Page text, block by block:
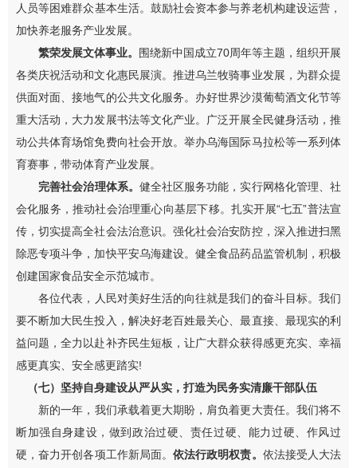
人员等困难群众基本生活。鼓励社会资本参与养老机构建设运营，
加快养老服务产业发展。
繁荣发展文体事业。 围绕新中国成立70周年等主题，组织开展
各类庆祝活动和文化惠民展演。 推进乌兰牧骑事业发展，为群众提
供面对面、接地气的公共文化服务。 办好世界沙漠葡萄酒文化节等
重大活动，大力发展书法等文化产业。广泛开展全民健身活动，推
动公共体育场馆免费向社会开放。举办乌海国际马拉松等一系列体
育赛事，带动体育产业发展。
完善社会治理体系。 健全社区服务功能，实行网格化管理、社
会化服务，推动社会治理重心向基层下移。扎实开展“七五”普法宣
传，切实提高全社会法治意识。强化社会治安防控，深入推进扫黑
除恶专项斗争，加快平安乌海建设。健全食品药品监管机制，积极
创建国家食品安全示范城市。
各位代表，人民对美好生活的向往就是我们的奋斗目标。我们
要不断加大民生投入，解决好老百姓最关心、最直接、最现实的利
益问题，全力以赴补齐民生短板，让广大群众获得感更充实、幸福
感更真实、安全感更踏实!
（七）坚持自身建设从严从实，打造为民务实清廉干部队伍
新的一年，我们承载着更大期盼，肩负着更大责任。 我们将不
断加强自身建设， 做到政治过硬、责任过硬、能力过硬、作风过
硬，奋力开创各项工作新局面。依法行政明权责。 依法接受人大法